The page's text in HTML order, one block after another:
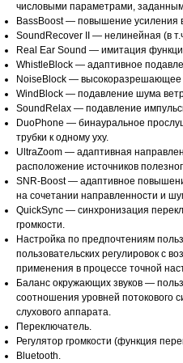
числовыми параметрами,
BassBoost — повышение усиления
SoundRecover II — нелинейная (в
Real Ear Sound — имитация
WhistleBlock — адаптивное
NoiseBlock —
WindBlock — подавление шума
SoundRelax — подавление
DuoPhone — бинауральное
трубки к одному уху.
UltraZoom — адаптивная
расположение источников
SNR-Boost — адаптивное
на сочетании направленности и
QuickSync — синхронизация
громкости.
Настройка по предпочтениям
пользовательских регулировок с
применения в процессе точной
Баланс окружающих звуков —
соотношения уровней потокового
слухового аппарата.
Переключатель.
Регулятор громкости (функция
Bluetooth.